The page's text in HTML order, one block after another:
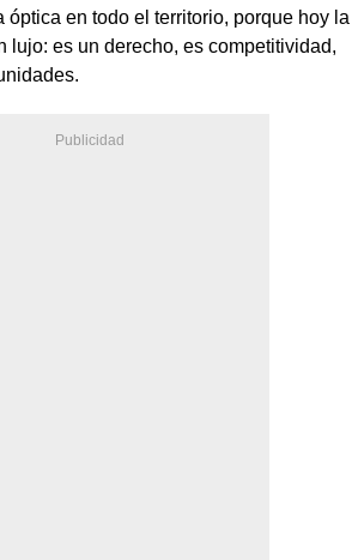
óptica en todo el territorio, porque hoy la
lujo: es un derecho, es competitividad,